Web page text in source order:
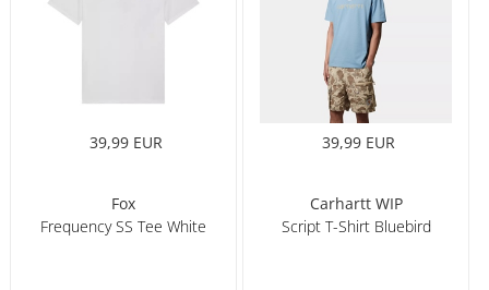
39,99 EUR
Fox
Frequency SS Tee White
39,99 EUR
Carhartt WIP
Script T-Shirt Bluebird